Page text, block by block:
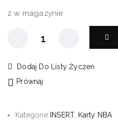
2 w magazynie
Dodaj Do Listy Życzeń
Prównaj
Kategorie INSERT, Karty NBA